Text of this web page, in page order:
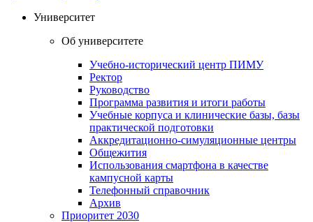
Университет
Об университете
Учебно-исторический центр ПИМУ
Ректор
Руководство
Программа развития и итоги работы
Учебные корпуса и клинические базы, базы
практической подготовки
Аккредитационно-симуляционные центры
Общежития
Использования смартфона в качестве
кампусной карты
Телефонный справочник
Архив
Приоритет 2030